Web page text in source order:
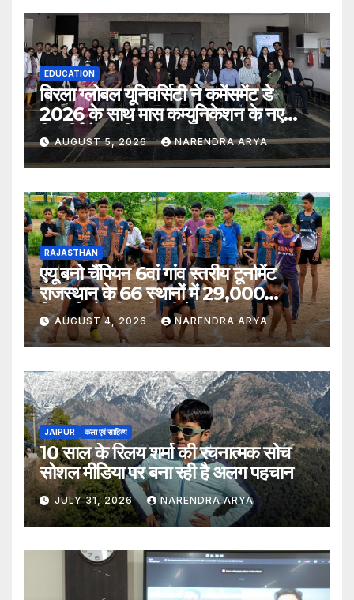
EDUCATION
बिरला ग्लोबल यूनिवर्सिटी ने कमेंसमेंट डे
2026 के साथ मास कम्युनिकेशन के नए
विद्यार्थियों का किया स्वागत
AUGUST 5, 2026 NARENDRA ARYA
RAJASTHAN
एयू बनो चैंपियन 6वां गांव स्तरीय टूर्नामेंट
राजस्थान के 66 स्थानों में 29,000
खिलाड़ियों की भागीदारी के साथ संपन्न हुआ
AUGUST 4, 2026 NARENDRA ARYA
JAIPUR कला एवं साहित्य
10 साल के रिलय शर्मा की रचनात्मक सोच
सोशल मीडिया पर बना रही है अलग पहचान
JULY 31, 2026 NARENDRA ARYA